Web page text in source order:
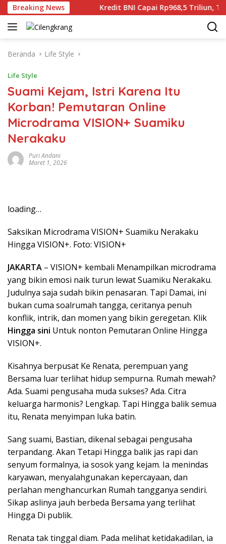
Langsung
ke
konten
Breaking News
Dunia Gaza Kredit BNI Capai Rp968,5 Triliun,
Beranda Life Style
Life Style
Suami Kejam, Istri Karena Itu
Korban! Pemutaran Online
Microdrama VISION+ Suamiku
Nerakaku
Puri Andani
Maret 1, 2026
loading…
Saksikan Microdrama VISION+ Suamiku Nerakaku
Hingga VISION+. Foto: VISION+
JAKARTA – VISION+ kembali Menampilkan microdrama
yang bikin emosi naik turun lewat Suamiku Nerakaku.
Judulnya saja sudah bikin penasaran. Tapi Damai, ini
bukan cuma soalrumah tangga, ceritanya penuh
konflik, intrik, dan momen yang bikin geregetan. Klik
Hingga sini Untuk nonton Pemutaran Online Hingga
VISION+.
Kisahnya berpusat Ke Renata, perempuan yang
Bersama luar terlihat hidup sempurna. Rumah mewah?
Ada. Suami pengusaha muda sukses? Ada. Citra
keluarga harmonis? Lengkap. Tapi Hingga balik semua
itu, Renata menyimpan luka batin.
Sang suami, Bastian, dikenal sebagai pengusaha
terpandang. Akan Tetapi Hingga balik jas rapi dan
senyum formalnya, ia sosok yang kejam. Ia menindas
karyawan, menyalahgunakan kepercayaan, dan
perlahan menghancurkan Rumah tangganya sendiri.
Sikap aslinya jauh berbeda Bersama yang terlihat
Hingga Di publik.
Renata tak tinggal diam. Pada melihat ketidakadilan, ia